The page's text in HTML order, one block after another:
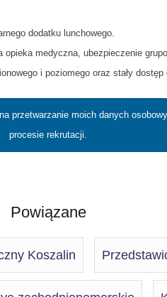
dodatku lunchowego.
opieka medyczna, ubezpieczenie
i poziomego oraz stały
przetwarzanie moich danych
procesie rekrutacji.
Powiązane
Koszalin